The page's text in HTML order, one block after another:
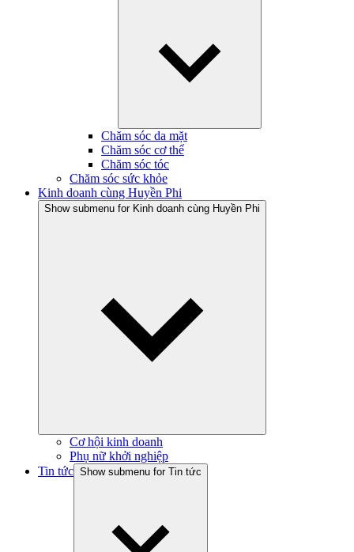
Chăm sóc da mặt
Chăm sóc cơ thể
Chăm sóc tóc
Chăm sóc sức khỏe
Kinh doanh cùng Huyền Phi
Show submenu for Kinh doanh cùng Huyền Phi
Cơ hội kinh doanh
Phụ nữ khởi nghiệp
Tin tức Show submenu for Tin tức